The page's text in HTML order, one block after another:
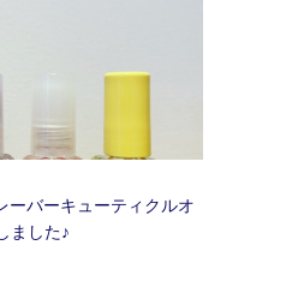
ーバーキューティクルオ
ました♪